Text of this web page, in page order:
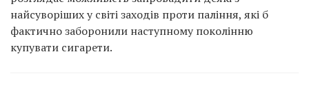
найсуворіших у світі заходів проти паління, які б
фактично заборонили наступному поколінню
купувати сигарети.